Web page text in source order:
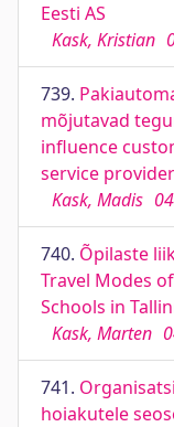
Eesti AS
Kask, Kristian
739.
mõjutavad
influence
service provider
Kask, Madis
740. Õpilaste
Travel Modes
Schools in
Kask, Marten
741.
hoiakutele